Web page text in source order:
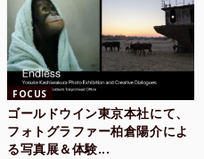
FOCUS
ゴールドウイン東京本社にて、
フォトグラファー柏倉陽介によ
る写真展＆体験...